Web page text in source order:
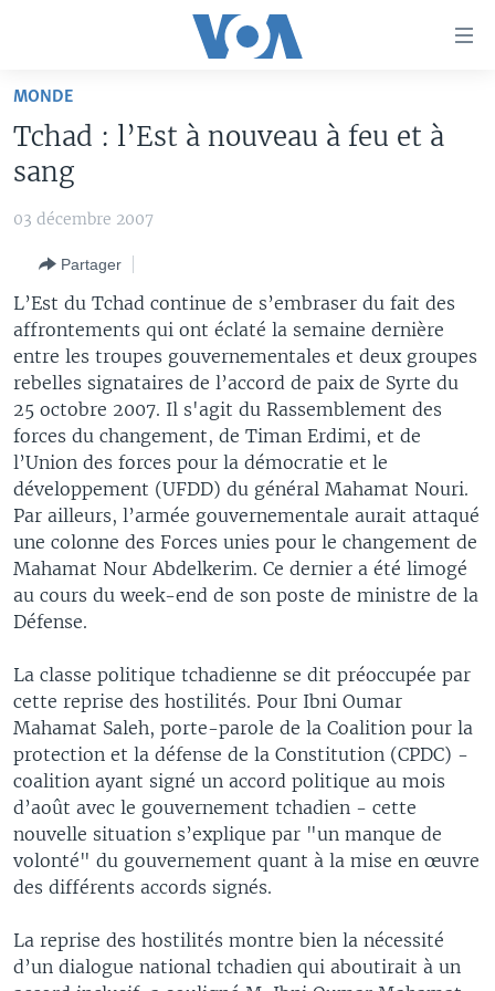
Retour
navigation
Retour
recherche
SPORT
WASHINGTON FORUM
CORRESPONDANT VOA
FOCUS SAHEL
REPORTAGES
VOUS + NOUS
CARNET DE SANTÉ
À VOTRE AVIS
VOTRE SANTÉ VOTRE AVENIR
LE MONDE AU FÉMININ
L'AMÉRIQUE ET VOUS
DIALOGUE DES RELIGIONS
RM SHOW
BAMBARA
FULFULDE
LINGALA
SANGO
Apprenez L'anglais
SUIVEZ-NOUS
Langues
MONDE
Tchad : l’Est à nouveau à feu et à
sang
03 décembre 2007
Partager
L’Est du Tchad continue de s’embraser du fait des
affrontements qui ont éclaté la semaine dernière
entre les troupes gouvernementales et deux groupes
rebelles signataires de l’accord de paix de Syrte du
25 octobre 2007. Il s'agit du Rassemblement des
forces du changement, de Timan Erdimi, et de
l’Union des forces pour la démocratie et le
développement (UFDD) du général Mahamat Nouri.
Par ailleurs, l’armée gouvernementale aurait attaqué
une colonne des Forces unies pour le changement de
Mahamat Nour Abdelkerim. Ce dernier a été limogé
au cours du week-end de son poste de ministre de la
Défense.
La classe politique tchadienne se dit préoccupée par
cette reprise des hostilités. Pour Ibni Oumar
Mahamat Saleh, porte-parole de la Coalition pour la
protection et la défense de la Constitution (CPDC) -
coalition ayant signé un accord politique au mois
d’août avec le gouvernement tchadien - cette
nouvelle situation s’explique par "un manque de
volonté" du gouvernement quant à la mise en œuvre
des différents accords signés.
La reprise des hostilités montre bien la nécessité
d’un dialogue national tchadien qui aboutirait à un